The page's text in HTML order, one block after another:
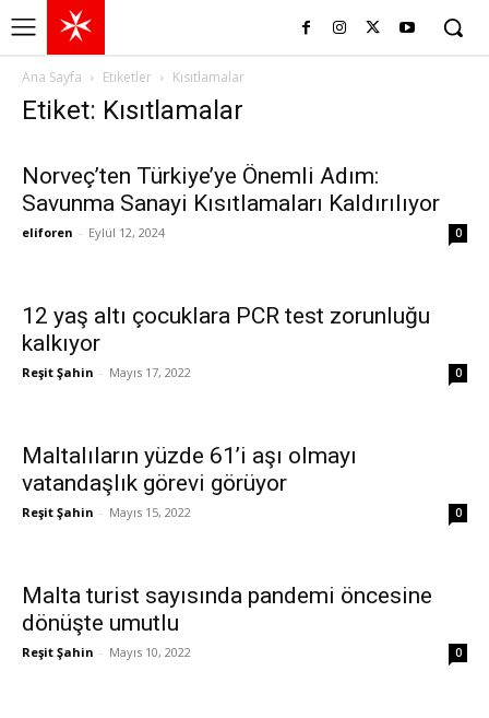
Ana Sayfa Etiketler Kısıtlamalar
Etiket: Kısıtlamalar
Norveç’ten Türkiye’ye Önemli Adım:
Savunma Sanayi Kısıtlamaları Kaldırılıyor
eliforen - Eylül 12, 2024 0
12 yaş altı çocuklara PCR test zorunluğu
kalkıyor
Reşit Şahin - Mayıs 17, 2022 0
Maltalıların yüzde 61’i aşı olmayı
vatandaşlık görevi görüyor
Reşit Şahin - Mayıs 15, 2022 0
Malta turist sayısında pandemi öncesine
dönüşte umutlu
Reşit Şahin - Mayıs 10, 2022 0